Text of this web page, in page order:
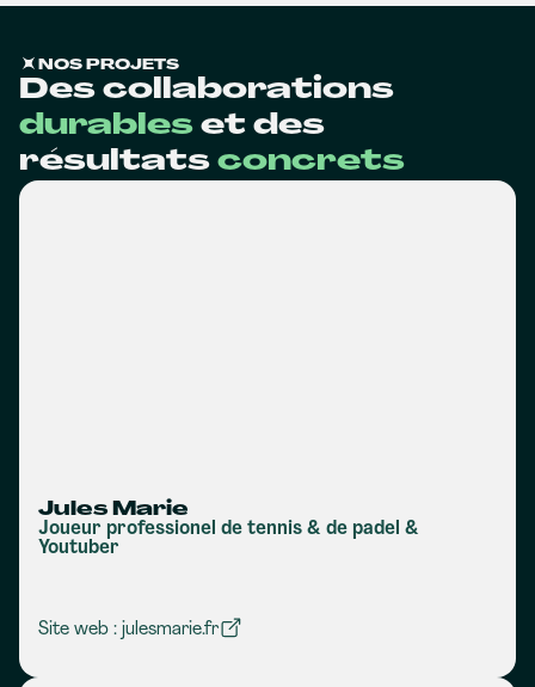
NOS PROJETS
Des collaborations
durables et des
résultats concrets
Jules Marie
Joueur professionel de tennis & de padel &
Youtuber
Site web : julesmarie.fr